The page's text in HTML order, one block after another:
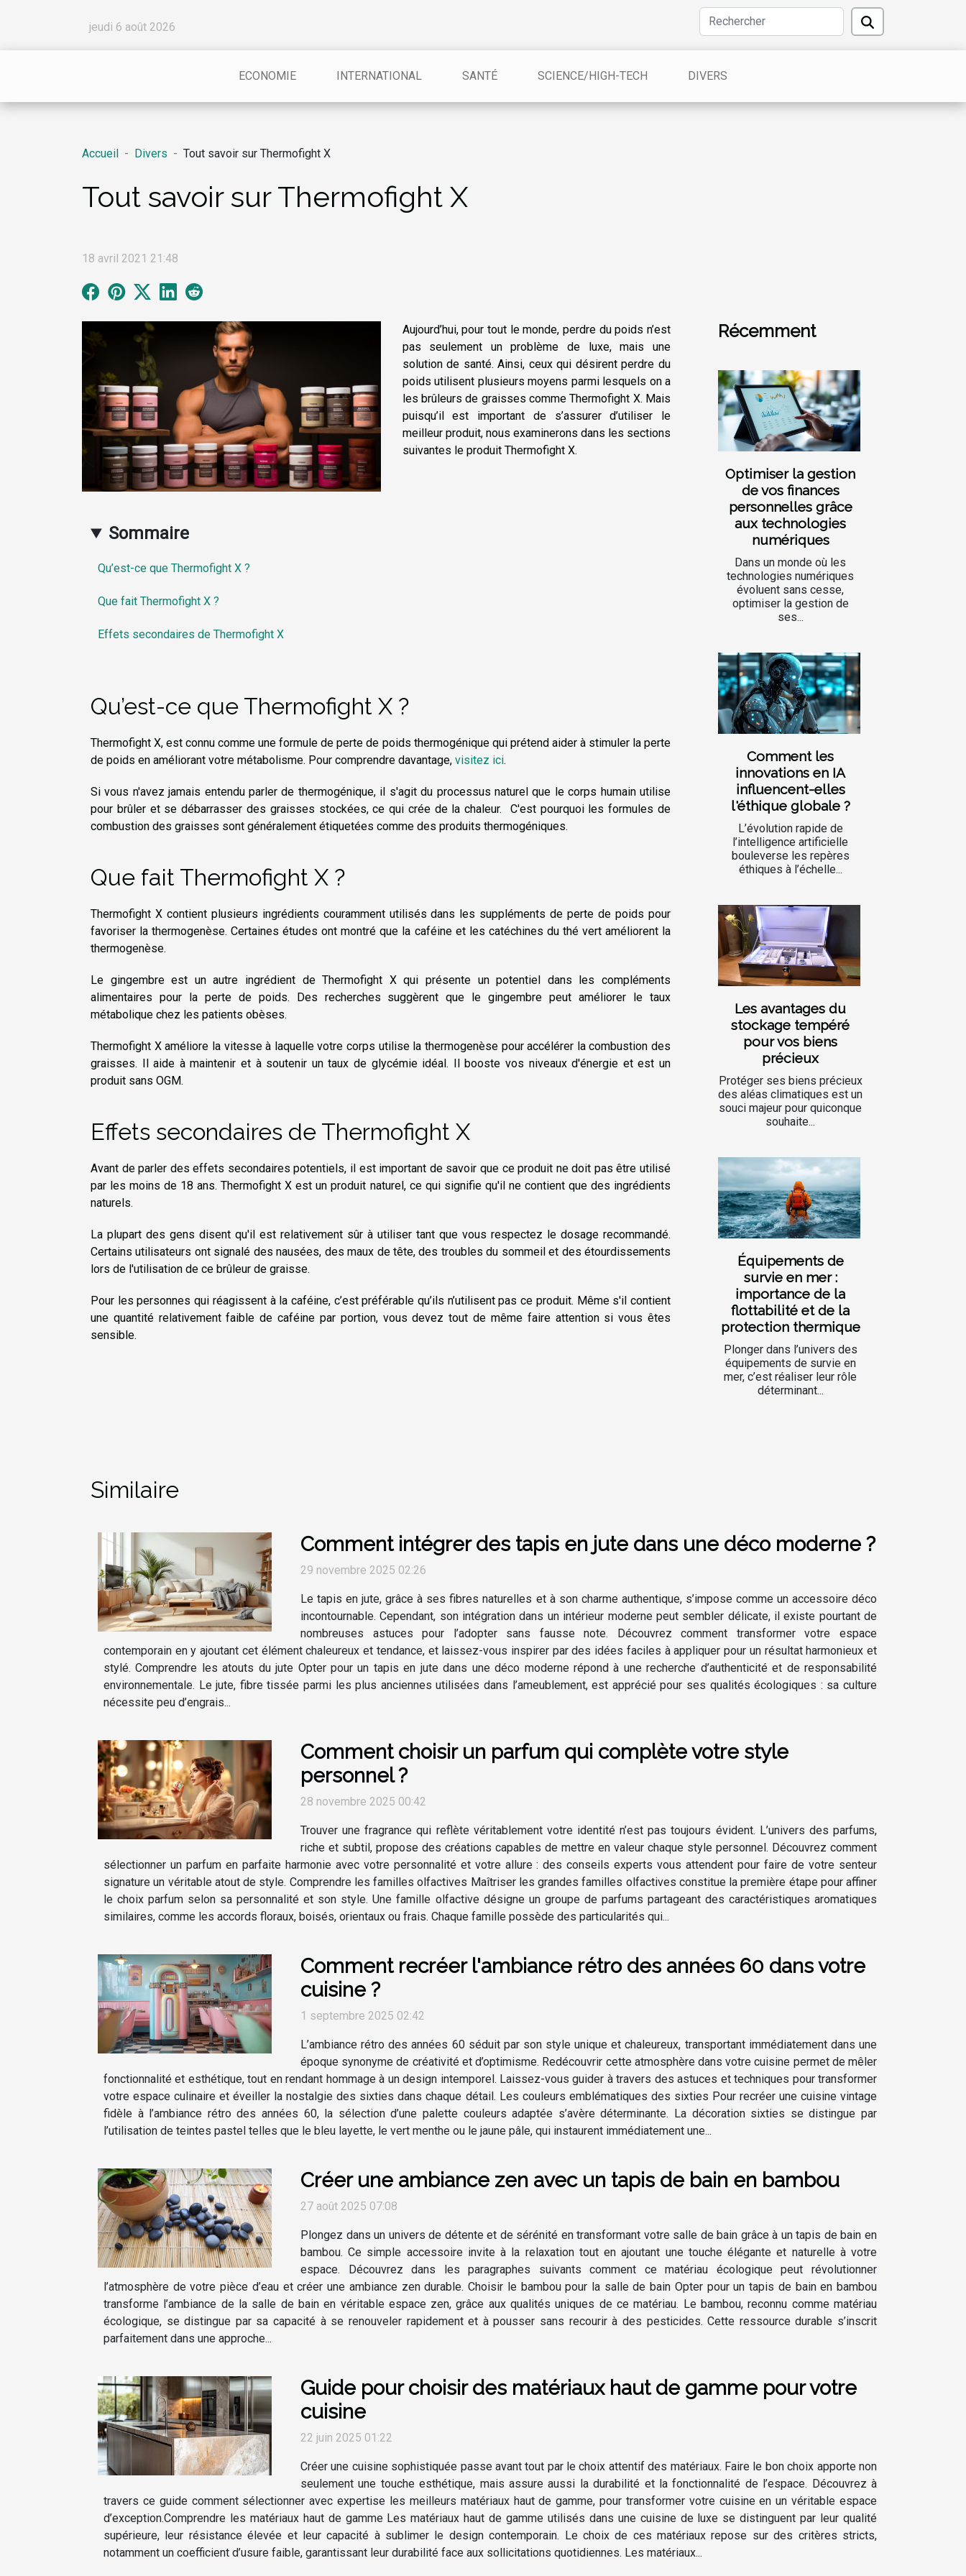
jeudi 6 août 2026
ECONOMIE INTERNATIONAL SANTÉ SCIENCE/HIGH-TECH DIVERS
Accueil Divers Tout savoir sur Thermofight X
Tout savoir sur Thermofight X
18 avril 2021 21:48
Sommaire
Qu’est-ce que Thermofight X ?
Que fait Thermofight X ?
Effets secondaires de Thermofight X
Aujourd’hui, pour tout le monde, perdre du poids n’est
pas seulement un problème de luxe, mais une
solution de santé. Ainsi, ceux qui désirent perdre du
poids utilisent plusieurs moyens parmi lesquels on a
les brûleurs de graisses comme Thermofight X. Mais
puisqu’il est important de s’assurer d’utiliser le
meilleur produit, nous examinerons dans les sections
suivantes le produit Thermofight X.
Qu’est-ce que Thermofight X ?
Thermofight X, est connu comme une formule de perte de poids thermogénique qui prétend aider à stimuler la perte
de poids en améliorant votre métabolisme. Pour comprendre davantage, visitez ici.
Si vous n'avez jamais entendu parler de thermogénique, il s'agit du processus naturel que le corps humain utilise
pour brûler et se débarrasser des graisses stockées, ce qui crée de la chaleur. C'est pourquoi les formules de
combustion des graisses sont généralement étiquetées comme des produits thermogéniques.
Que fait Thermofight X ?
Thermofight X contient plusieurs ingrédients couramment utilisés dans les suppléments de perte de poids pour
favoriser la thermogenèse. Certaines études ont montré que la caféine et les catéchines du thé vert améliorent la
thermogenèse.
Le gingembre est un autre ingrédient de Thermofight X qui présente un potentiel dans les compléments
alimentaires pour la perte de poids. Des recherches suggèrent que le gingembre peut améliorer le taux
métabolique chez les patients obèses.
Thermofight X améliore la vitesse à laquelle votre corps utilise la thermogenèse pour accélérer la combustion des
graisses. Il aide à maintenir et à soutenir un taux de glycémie idéal. Il booste vos niveaux d'énergie et est un
produit sans OGM.
Effets secondaires de Thermofight X
Avant de parler des effets secondaires potentiels, il est important de savoir que ce produit ne doit pas être utilisé
par les moins de 18 ans. Thermofight X est un produit naturel, ce qui signifie qu'il ne contient que des ingrédients
naturels.
La plupart des gens disent qu'il est relativement sûr à utiliser tant que vous respectez le dosage recommandé.
Certains utilisateurs ont signalé des nausées, des maux de tête, des troubles du sommeil et des étourdissements
lors de l'utilisation de ce brûleur de graisse.
Pour les personnes qui réagissent à la caféine, c’est préférable qu’ils n’utilisent pas ce produit. Même s'il contient
une quantité relativement faible de caféine par portion, vous devez tout de même faire attention si vous êtes
sensible.
Récemment
Optimiser la gestion
de vos finances
personnelles grâce
aux technologies
numériques
Dans un monde où les
technologies numériques
évoluent sans cesse,
optimiser la gestion de
ses...
Comment les
innovations en IA
influencent-elles
l'éthique globale ?
L’évolution rapide de
l’intelligence artificielle
bouleverse les repères
éthiques à l’échelle...
Les avantages du
stockage tempéré
pour vos biens
précieux
Protéger ses biens précieux
des aléas climatiques est un
souci majeur pour quiconque
souhaite...
Équipements de
survie en mer :
importance de la
flottabilité et de la
protection thermique
Plonger dans l’univers des
équipements de survie en
mer, c’est réaliser leur rôle
déterminant...
Similaire
Comment intégrer des tapis en jute dans une déco moderne ?
29 novembre 2025 02:26
Le tapis en jute, grâce à ses fibres naturelles et à son charme authentique, s’impose comme un accessoire déco
incontournable. Cependant, son intégration dans un intérieur moderne peut sembler délicate, il existe pourtant de
nombreuses astuces pour l’adopter sans fausse note. Découvrez comment transformer votre espace
contemporain en y ajoutant cet élément chaleureux et tendance, et laissez-vous inspirer par des idées faciles à appliquer pour un résultat harmonieux et
stylé. Comprendre les atouts du jute Opter pour un tapis en jute dans une déco moderne répond à une recherche d’authenticité et de responsabilité
environnementale. Le jute, fibre tissée parmi les plus anciennes utilisées dans l’ameublement, est apprécié pour ses qualités écologiques : sa culture
nécessite peu d’engrais...
Comment choisir un parfum qui complète votre style
personnel ?
28 novembre 2025 00:42
Trouver une fragrance qui reflète véritablement votre identité n’est pas toujours évident. L’univers des parfums,
riche et subtil, propose des créations capables de mettre en valeur chaque style personnel. Découvrez comment
sélectionner un parfum en parfaite harmonie avec votre personnalité et votre allure : des conseils experts vous attendent pour faire de votre senteur
signature un véritable atout de style. Comprendre les familles olfactives Maîtriser les grandes familles olfactives constitue la première étape pour affiner
le choix parfum selon sa personnalité et son style. Une famille olfactive désigne un groupe de parfums partageant des caractéristiques aromatiques
similaires, comme les accords floraux, boisés, orientaux ou frais. Chaque famille possède des particularités qui...
Comment recréer l'ambiance rétro des années 60 dans votre
cuisine ?
1 septembre 2025 02:42
L’ambiance rétro des années 60 séduit par son style unique et chaleureux, transportant immédiatement dans une
époque synonyme de créativité et d’optimisme. Redécouvrir cette atmosphère dans votre cuisine permet de mêler
fonctionnalité et esthétique, tout en rendant hommage à un design intemporel. Laissez-vous guider à travers des astuces et techniques pour transformer
votre espace culinaire et éveiller la nostalgie des sixties dans chaque détail. Les couleurs emblématiques des sixties Pour recréer une cuisine vintage
fidèle à l’ambiance rétro des années 60, la sélection d’une palette couleurs adaptée s’avère déterminante. La décoration sixties se distingue par
l’utilisation de teintes pastel telles que le bleu layette, le vert menthe ou le jaune pâle, qui instaurent immédiatement une...
Créer une ambiance zen avec un tapis de bain en bambou
27 août 2025 07:08
Plongez dans un univers de détente et de sérénité en transformant votre salle de bain grâce à un tapis de bain en
bambou. Ce simple accessoire invite à la relaxation tout en ajoutant une touche élégante et naturelle à votre
espace. Découvrez dans les paragraphes suivants comment ce matériau écologique peut révolutionner
l’atmosphère de votre pièce d’eau et créer une ambiance zen durable. Choisir le bambou pour la salle de bain Opter pour un tapis de bain en bambou
transforme l’ambiance de la salle de bain en véritable espace zen, grâce aux qualités uniques de ce matériau. Le bambou, reconnu comme matériau
écologique, se distingue par sa capacité à se renouveler rapidement et à pousser sans recourir à des pesticides. Cette ressource durable s’inscrit
parfaitement dans une approche...
Guide pour choisir des matériaux haut de gamme pour votre
cuisine
22 juin 2025 01:22
Créer une cuisine sophistiquée passe avant tout par le choix attentif des matériaux. Faire le bon choix apporte non
seulement une touche esthétique, mais assure aussi la durabilité et la fonctionnalité de l’espace. Découvrez à
travers ce guide comment sélectionner avec expertise les meilleurs matériaux haut de gamme, pour transformer votre cuisine en un véritable espace
d’exception.Comprendre les matériaux haut de gamme Les matériaux haut de gamme utilisés dans une cuisine de luxe se distinguent par leur qualité
supérieure, leur résistance élevée et leur capacité à sublimer le design contemporain. Le choix de ces matériaux repose sur des critères stricts,
notamment un coefficient d’usure faible, garantissant leur durabilité face aux sollicitations quotidiennes. Les matériaux...